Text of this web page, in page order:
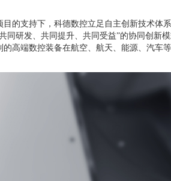
目的支持下，科德数控立足自主创新技术体
同研发、共同提升、共同受益”的协同创新
的高端数控装备在航空、航天、能源、汽车